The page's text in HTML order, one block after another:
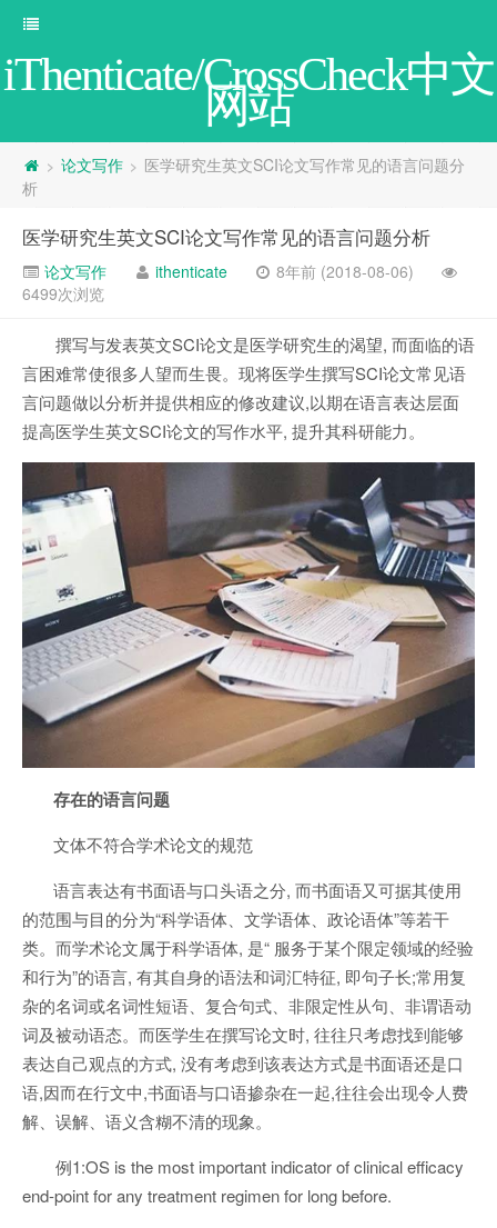
iThenticate/CrossCheck中文
网站
> 论文写作 > 医学研究生英文SCI论文写作常见的语言问题分
析
医学研究生英文SCI论文写作常见的语言问题分析
论文写作 ithenticate
8年前 (2018-08-06)
6499次浏览
撰写与发表英文SCI论文是医学研究生的渴望, 而面临的语
言困难常使很多人望而生畏。现将医学生撰写SCI论文常见语
言问题做以分析并提供相应的修改建议,以期在语言表达层面
提高医学生英文SCI论文的写作水平, 提升其科研能力。
存在的语言问题
文体不符合学术论文的规范
语言表达有书面语与口头语之分, 而书面语又可据其使用
的范围与目的分为“科学语体、文学语体、政论语体”等若干
类。而学术论文属于科学语体, 是“ 服务于某个限定领域的经验
和行为”的语言, 有其自身的语法和词汇特征, 即句子长;常用复
杂的名词或名词性短语、复合句式、非限定性从句、非谓语动
词及被动语态。而医学生在撰写论文时, 往往只考虑找到能够
表达自己观点的方式, 没有考虑到该表达方式是书面语还是口
语,因而在行文中,书面语与口语掺杂在一起,往往会出现令人费
解、误解、语义含糊不清的现象。
例1:OS is the most important indicator of clinical efficacy
end-point for any treatment regimen for long before.